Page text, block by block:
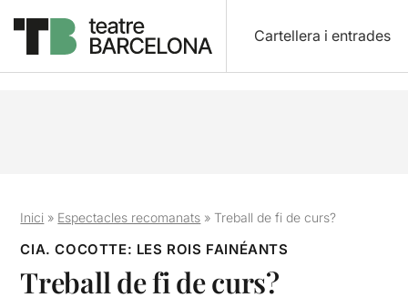
Cartellera i entrades
Inici » Espectacles recomanats »Treball de fi de curs?
CIA. COCOTTE: LES ROIS FAINÉANTS
Treball de fi de curs?